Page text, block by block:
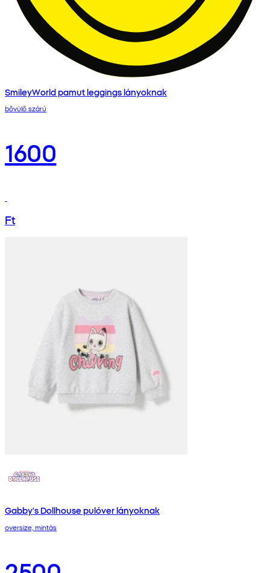
SmileyWorld pamut leggings lányoknak
bővülő szárú
1600
Ft
Gabby's Dollhouse pulóver lányoknak
oversize, mintás